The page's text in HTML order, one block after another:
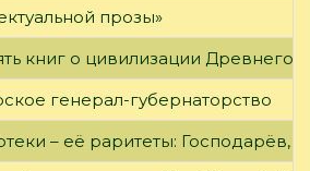
прозы»
книг о цивилизации Древнего
генерал-губернаторство
– её раритеты: